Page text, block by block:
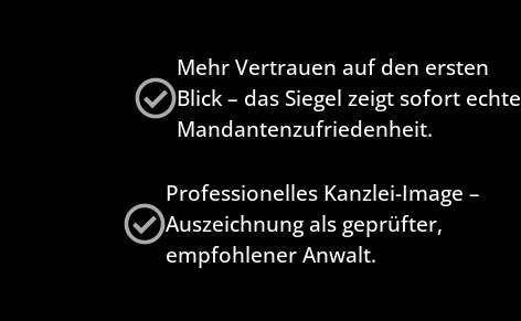
Mehr Vertrauen auf den ersten
Blick – das Siegel zeigt sofort echte
Mandantenzufriedenheit.
Professionelles Kanzlei-Image –
Auszeichnung als geprüfter,
empfohlener Anwalt.